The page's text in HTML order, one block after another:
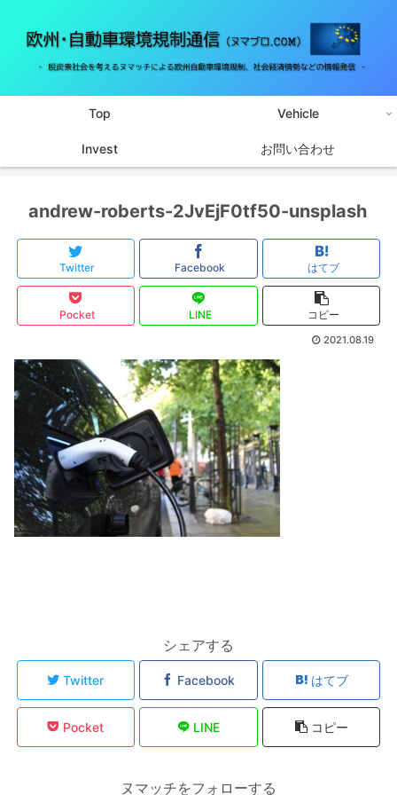
Top Vehicle
Invest お問い合わせ
andrew-roberts-2JvEjF0tf50-unsplash
Twitter Facebook はてブ
Pocket LINE コピー
2021.08.19
シェアする
Twitter Facebook はてブ
Pocket LINE コピー
ヌマッチをフォローする